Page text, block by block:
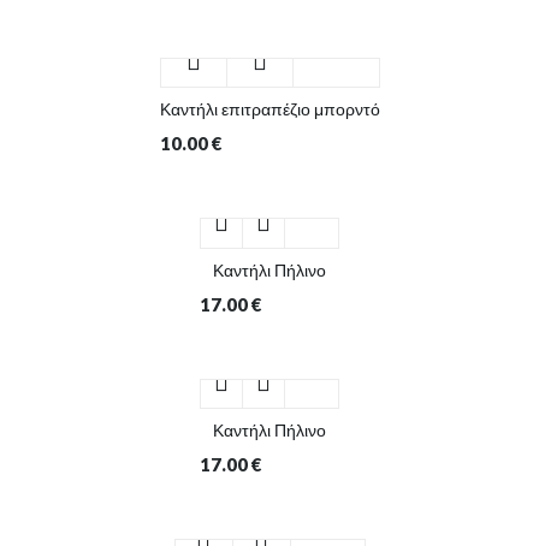
Καντήλι επιτραπέζιο μπορντό
10.00€
Καντήλι Πήλινο
17.00€
Καντήλι Πήλινο
17.00€